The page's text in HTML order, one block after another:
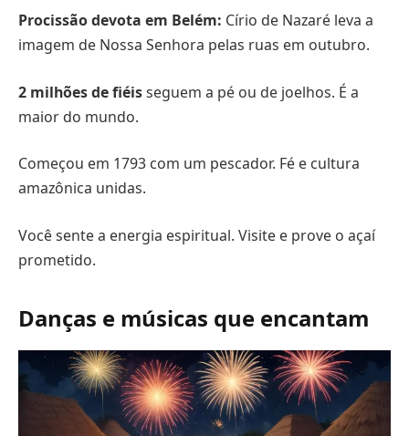
Procissão devota em Belém: Círio de Nazaré leva a
imagem de Nossa Senhora pelas ruas em outubro.
2 milhões de fiéisseguem a pé ou de joelhos. É a
maior do mundo.
Começou em 1793 com um pescador. Fé e cultura
amazônica unidas.
Você sente a energia espiritual. Visite e prove o açaí
prometido.
Danças e músicas que encantam